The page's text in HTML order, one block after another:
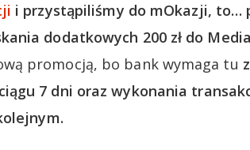
i przystąpiliśmy do mOkazji, to…
dodatkowych 200 zł do
promocją, bo bank wymaga tu
7 dni oraz wykonania